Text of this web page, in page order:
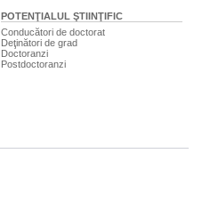
POTENŢIALUL ŞTIINŢIFIC
Conducători de doctorat
Deţinători de grad
Doctoranzi
Postdoctoranzi